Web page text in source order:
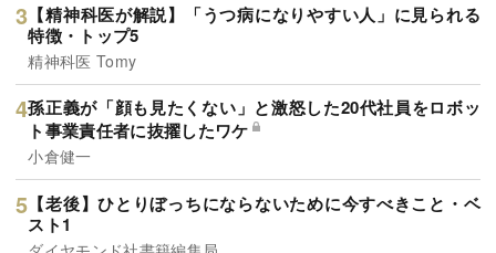
【精神科医が解説】「うつ病になりやすい人」に見られる
特徴・トップ5
精神科医 Tomy
孫正義が「顔も見たくない」と激怒した20代社員をロボッ
ト事業責任者に抜擢したワケ
小倉健一
【老後】ひとりぼっちにならないために今すべきこと・ベ
スト1